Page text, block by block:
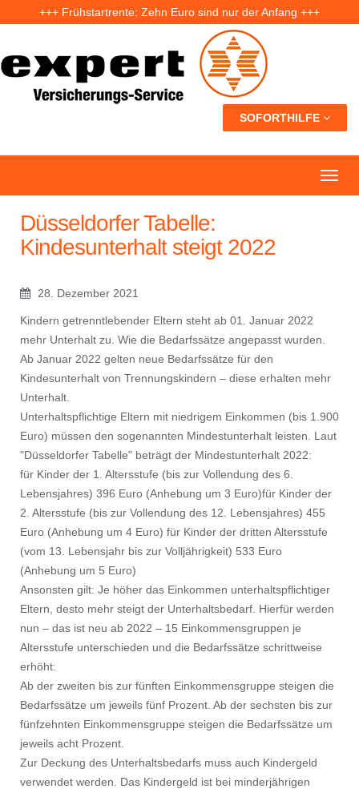
+++ Frühstartrente: Zehn Euro sind nur der Anfang +++
SOFORTHILFE
Düsseldorfer Tabelle:
Kindesunterhalt steigt 2022
28. Dezember 2021
Kindern getrenntlebender Eltern steht ab 01. Januar 2022
mehr Unterhalt zu. Wie die Bedarfssätze angepasst wurden.
Ab Januar 2022 gelten neue Bedarfssätze für den
Kindesunterhalt von Trennungskindern – diese erhalten mehr
Unterhalt.
Unterhaltspflichtige Eltern mit niedrigem Einkommen (bis 1.900
Euro) müssen den sogenannten Mindestunterhalt leisten. Laut
"Düsseldorfer Tabelle" beträgt der Mindestunterhalt 2022:
für Kinder der 1. Altersstufe (bis zur Vollendung des 6.
Lebensjahres) 396 Euro (Anhebung um 3 Euro)für Kinder der
2. Altersstufe (bis zur Vollendung des 12. Lebensjahres) 455
Euro (Anhebung um 4 Euro) für Kinder der dritten Altersstufe
(vom 13. Lebensjahr bis zur Volljährigkeit) 533 Euro
(Anhebung um 5 Euro)
Ansonsten gilt: Je höher das Einkommen unterhaltspflichtiger
Eltern, desto mehr steigt der Unterhaltsbedarf. Hierfür werden
nun – das ist neu ab 2022 – 15 Einkommensgruppen je
Altersstufe unterschieden und die Bedarfssätze schrittweise
erhöht:
Ab der zweiten bis zur fünften Einkommensgruppe steigen die
Bedarfssätze um jeweils fünf Prozent. Ab der sechsten bis zur
fünfzehnten Einkommensgruppe steigen die Bedarfssätze um
jeweils acht Prozent.
Zur Deckung des Unterhaltsbedarfs muss auch Kindergeld
verwendet werden. Das Kindergeld ist bei minderjährigen